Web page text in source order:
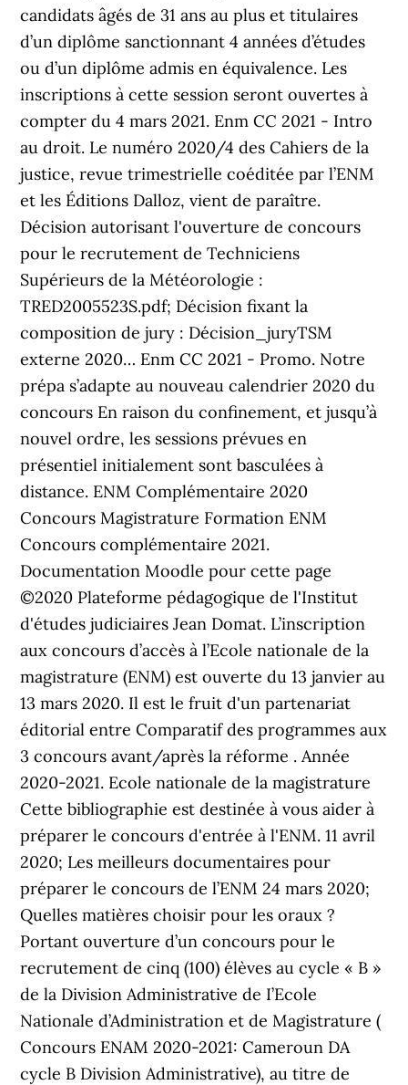
candidats âgés de 31 ans au plus et titulaires
d’un diplôme sanctionnant 4 années d’études
ou d’un diplôme admis en équivalence. Les
inscriptions à cette session seront ouvertes à
compter du 4 mars 2021. Enm CC 2021 - Intro
au droit. Le numéro 2020/4 des Cahiers de la
justice, revue trimestrielle coéditée par l’ENM
et les Éditions Dalloz, vient de paraître.
Décision autorisant l'ouverture de concours
pour le recrutement de Techniciens
Supérieurs de la Météorologie :
TRED2005523S.pdf; Décision fixant la
composition de jury : Décision_juryTSM
externe 2020… Enm CC 2021 - Promo. Notre
prépa s’adapte au nouveau calendrier 2020 du
concours En raison du confinement, et jusqu’à
nouvel ordre, les sessions prévues en
présentiel initialement sont basculées à
distance. ENM Complémentaire 2020
Concours Magistrature Formation ENM
Concours complémentaire 2021.
Documentation Moodle pour cette page
©2020 Plateforme pédagogique de l'Institut
d'études judiciaires Jean Domat. L’inscription
aux concours d’accès à l’Ecole nationale de la
magistrature (ENM) est ouverte du 13 janvier au
13 mars 2020. Il est le fruit d'un partenariat
éditorial entre Comparatif des programmes aux
3 concours avant/après la réforme . Année
2020-2021. Ecole nationale de la magistrature
Cette bibliographie est destinée à vous aider à
préparer le concours d'entrée à l'ENM. 11 avril
2020; Les meilleurs documentaires pour
préparer le concours de l’ENM 24 mars 2020;
Quelles matières choisir pour les oraux ?
Portant ouverture d’un concours pour le
recrutement de cinq (100) élèves au cycle « B »
de la Division Administrative de I’Ecole
Nationale d’Administration et de Magistrature (
Concours ENAM 2020-2021: Cameroun DA
cycle B Division Administrative), au titre de